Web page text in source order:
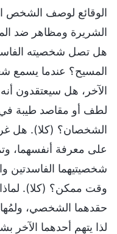
الوقائع لوصف الشخص
الشريرة ومظاهر ضد
هل تصل شخصيته
المسيح؟ عندما يسمع
الآخر، هل سيعتقدون
لطف أو مقاصد طيبة في
الشخصان؟ (كلا). هل
على معرفة أنفسهما،
شخصيتيهما
وقت ممكن؟ (كلا). لماذا
حقدهما الشخصي،
لذا يتهم أحدهما